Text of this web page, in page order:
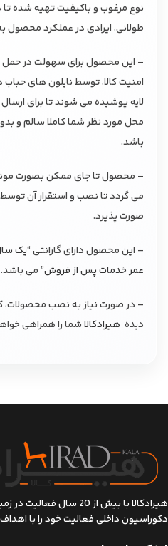
نوع مرغوب و باکیفیت تهیه شده
طولانی، ایرادی در عملکرد محصول
– این محصول برای سهولت در حمل
امنیت کالا، توسط نایلون های
لایه پوشیده می شوند تا برای ارسال
محل مورد نظر شما کاملا سالم و
باشد.
– محصول تا جای ممکن بصورت
می گردد تا نصب و استقرار آن
صورت پذیرد.
– این محصول دارای گارانتی “یک
عمر خدمات پس از فروش” می باشد.
– در صورت نیاز به نصب محصولات،
دیده هیرادکالاشما را همراهی
هیرادکالا با بیش از 20 سال
دکوراسیون داخلی فعالیت خود را با